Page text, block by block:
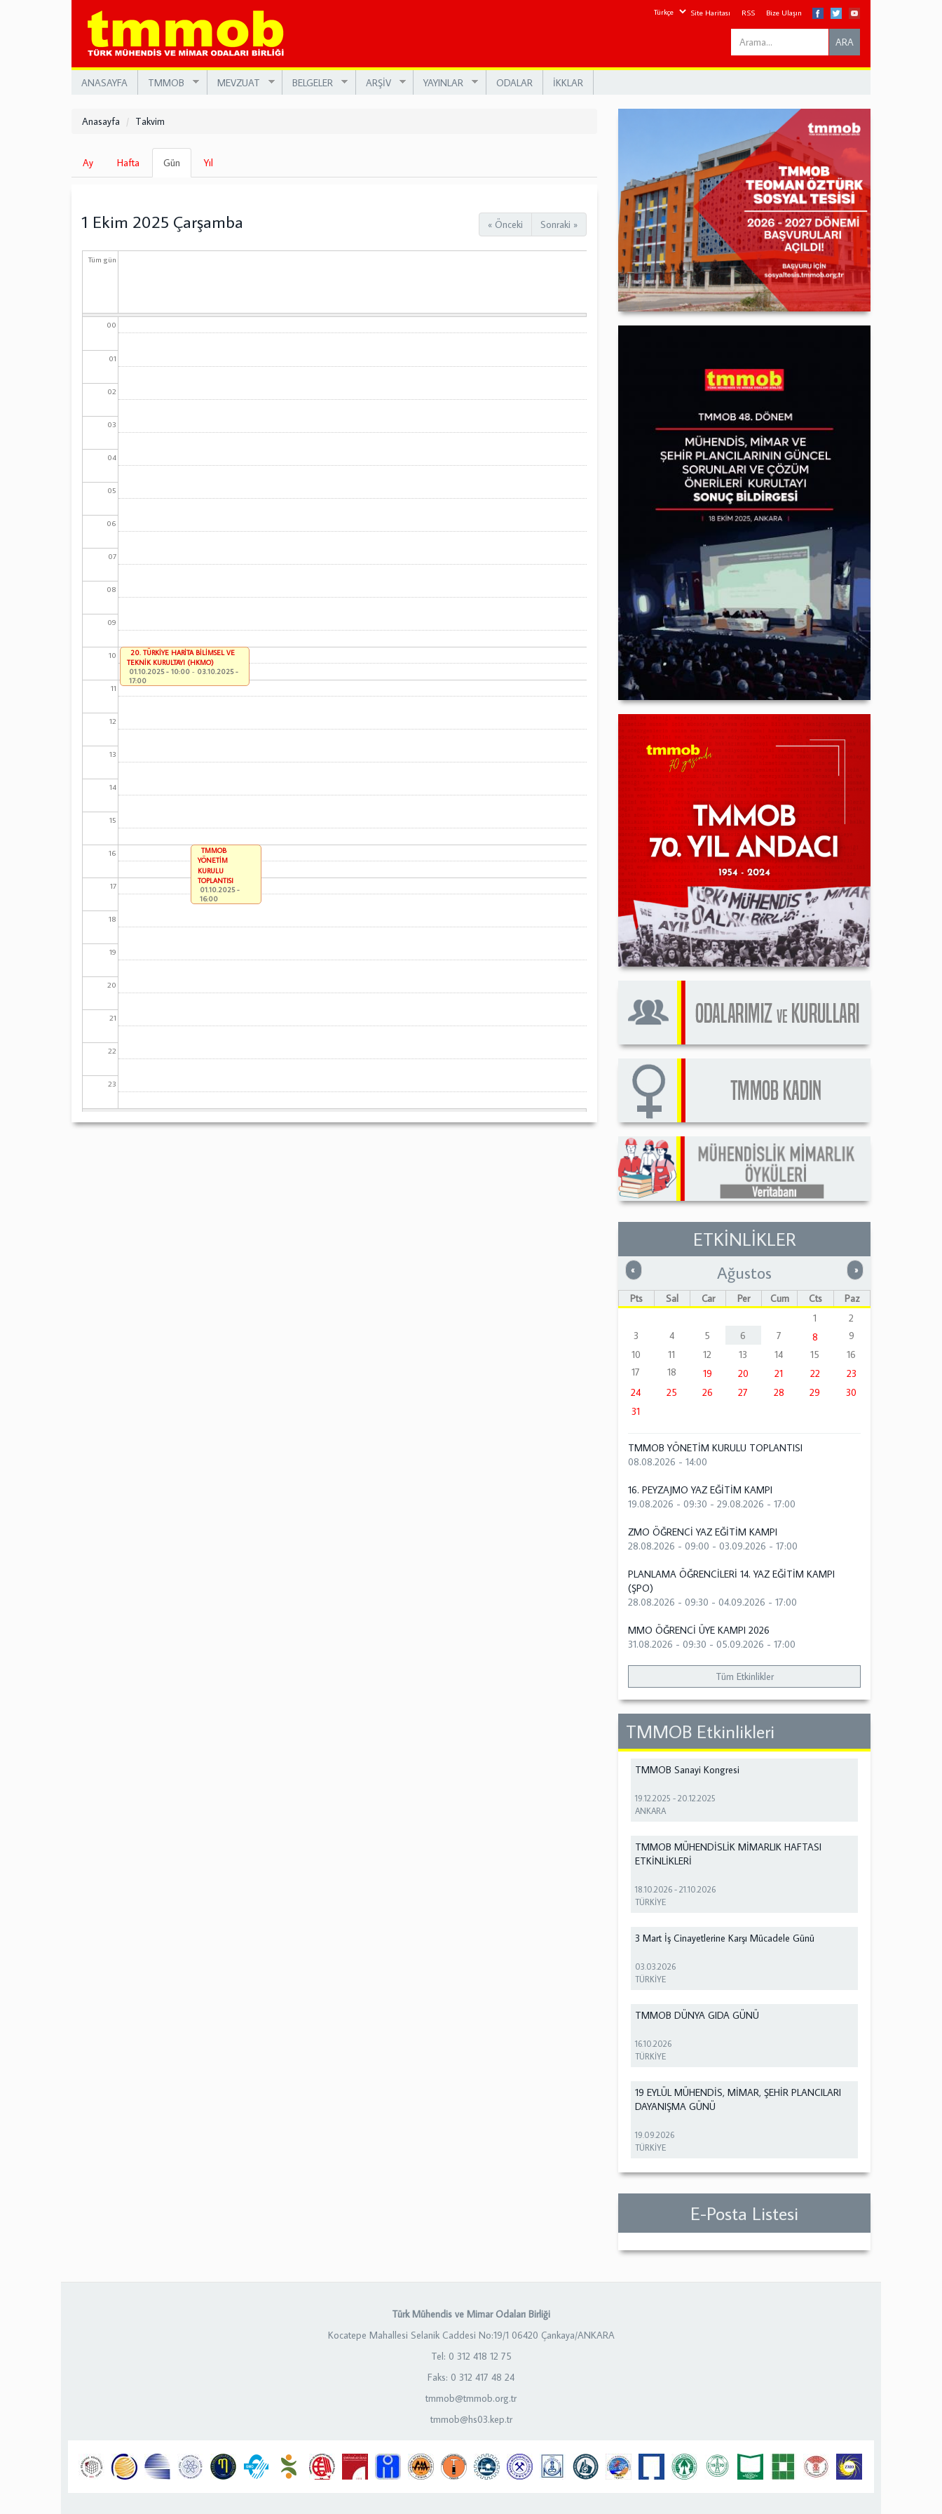
Site Haritası RSS Bize Ulaşın
Search
this
ARA
ANASAYFA TMMOB MEVZUAT BELGELER ARŞİV YAYINLAR ODALAR İKKLAR
Anasayfa Takvim
Birincil
sekmeler
Ay Hafta Gün
sekme)
Yıl
« Önceki Sonraki »
1 Ekim 2025 Çarşamba
Tüm gün
00
01
02
03
04
05
06
07
08
09
10
11
12
13
14
15
16
17
18
19
20
21
22
23
20. TÜRKİYE HARİTA BİLİMSEL VE
TEKNİK KURULTAYI (HKMO)
01.10.2025 - 10:00 - 03.10.2025 -
17:00
TMMOB
YÖNETİM
KURULU
TOPLANTISI
01.10.2025 -
16:00
ETKİNLİKLER
« Önceki »Sonraki
Ağustos
Pts Sal Çar Per Cum Cts
Paz
1
2
3
4 5 6 7 8
9
10
11 12 13 14 15
16
17
18 19 20 21 22
23
24
25 26 27 28 29
30
31
TMMOB YÖNETİM KURULU TOPLANTISI
08.08.2026 - 14:00
16. PEYZAJMO YAZ EĞİTİM KAMPI
19.08.2026 - 09:30 -29.08.2026 - 17:00
ZMO ÖĞRENCİ YAZ EĞİTİM KAMPI
28.08.2026 - 09:00 -03.09.2026 - 17:00
PLANLAMA ÖĞRENCİLERİ 14. YAZ EĞİTİM KAMPI
(ŞPO)
28.08.2026 - 09:30 -04.09.2026 - 17:00
MMO ÖĞRENCİ ÜYE KAMPI 2026
31.08.2026 - 09:30 -05.09.2026 - 17:00
Tüm Etkinlikler
TMMOB Etkinlikleri
TMMOB Sanayi Kongresi
19.12.2025 -20.12.2025
ANKARA
TMMOB MÜHENDİSLİK MİMARLIK HAFTASI
ETKİNLİKLERİ
18.10.2026 -21.10.2026
TÜRKİYE
3 Mart İş Cinayetlerine Karşı Mücadele Günü
03.03.2026
TÜRKİYE
TMMOB DÜNYA GIDA GÜNÜ
16.10.2026
TÜRKİYE
19 EYLÜL MÜHENDİS, MİMAR, ŞEHİR PLANCILARI
DAYANIŞMA GÜNÜ
19.09.2026
TÜRKİYE
E-Posta Listesi
Türk Mühendis ve Mimar Odaları Birliği
Kocatepe Mahallesi Selanik Caddesi No:19/1 06420 Çankaya/ANKARA
Tel: 0 312 418 12 75
Faks: 0 312 417 48 24
tmmob@tmmob.org.tr
tmmob@hs03.kep.tr